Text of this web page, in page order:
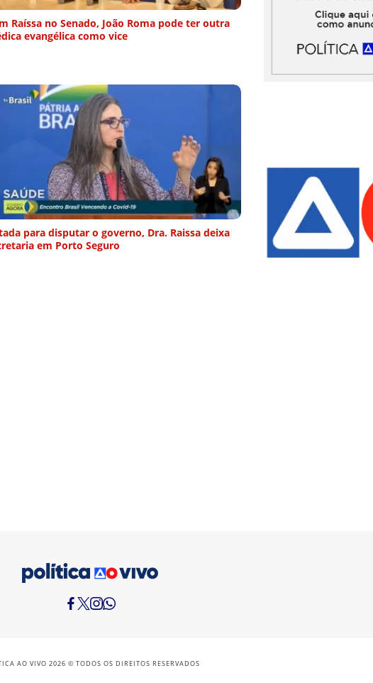
Raíssa no Senado, João Roma pode ter outra
evangélica como vice
para disputar o governo, Dra. Raissa deixa
em Porto Seguro
AO VIVO 2026 © TODOS OS DIREITOS RESERVADOS